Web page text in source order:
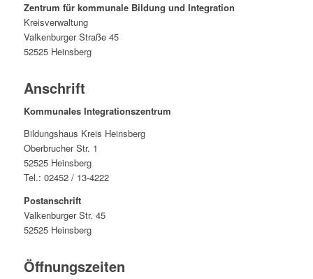
Zentrum für kommunale Bildung und Integration
Kreisverwaltung
Valkenburger Straße 45
52525 Heinsberg
Anschrift
Kommunales Integrationszentrum
Bildungshaus Kreis Heinsberg
Oberbrucher Str. 1
52525 Heinsberg
Tel.: 02452 / 13-4222
Postanschrift
Valkenburger Str. 45
52525 Heinsberg
Öffnungszeiten